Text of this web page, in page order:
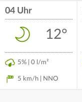
04 Uhr
12°
5% | 0 l/m²
5 km/h | NNO